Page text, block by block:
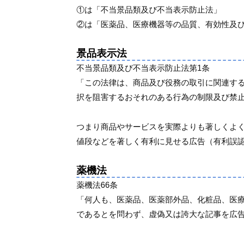
①は「不当景品類及び不当表示防止法」
②は「医薬品、医療機器等の品質、有効性及
景品表示法
不当景品類及び不当表示防止法第1条
「この法律は、商品及び役務の取引に関連
択を阻害するおそれのある行為の制限及び禁
つまり商品やサービスを実際よりも著しくよ
値段などを著しく有利に見せる広告（有利誤
薬機法
薬機法66条
「何人も、医薬品、医薬部外品、化粧品、
であるとを問わず、虚偽又は誇大な記事を広